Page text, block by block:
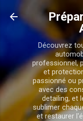
Découvrez
professionnel,
et
passionné ou
avec des
detailing, et
sublimer
et restaurer